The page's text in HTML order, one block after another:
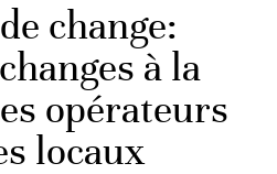
change:
à la
opérateurs
locaux